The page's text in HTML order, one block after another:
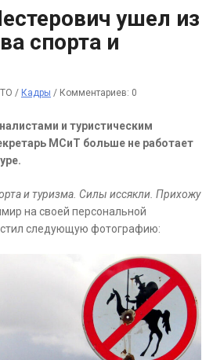
ушел из
спорта и
/ Кадры / Комментариев: 0
и туристическим
МСиТ больше не работает
и туризма. Силы иссякли. Прихожу
на своей персональной
следующую фотографию: